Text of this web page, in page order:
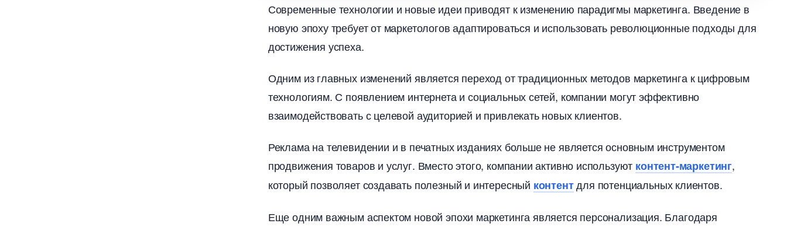
Современные технологии и новые идеи приводят к изменению парадигмы маркетинга. Введение
новую эпоху требует от маркетологов адаптироваться и использовать революционные подходы для
достижения успеха.
Одним из главных изменений является переход от традиционных методов маркетинга к цифровым
технологиям. С появлением интернета и социальных сетей, компании могут эффективно
заимодействовать с целевой аудиторией и привлекать новых клиентов.
Реклама на телевидении и в печатных изданиях больше не является основным инструментом
продвижения товаров и услуг. Вместо этого, компании активно используют контент-маркетин,
который позволяет создавать полезный и интересный контентдля потенциальных клиентов.
Еще одним важным аспектом новой эпохи маркетинга является персонализация. Благодаря